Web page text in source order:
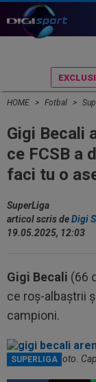
HOME Fotbal
Gigi Becali
ce FCSB a
faci tu o
SuperLiga
articol scris deDigi
19.05.2025, 12:03
Gigi Becali (66
ce roș-albaștrii
campioni.
SUPERLIGA
Gigi Becali / Foto.